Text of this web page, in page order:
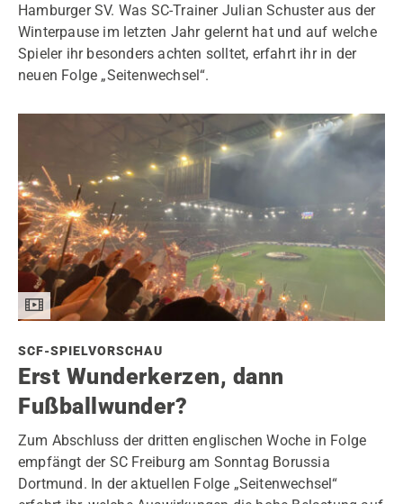
Hamburger SV. Was SC-Trainer Julian Schuster aus der
Winterpause im letzten Jahr gelernt hat und auf welche
Spieler ihr besonders achten solltet, erfahrt ihr in der
neuen Folge „Seitenwechsel“.
SCF-SPIELVORSCHAU
Erst Wunderkerzen, dann
Fußballwunder?
Zum Abschluss der dritten englischen Woche in Folge
empfängt der SC Freiburg am Sonntag Borussia
Dortmund. In der aktuellen Folge „Seitenwechsel“